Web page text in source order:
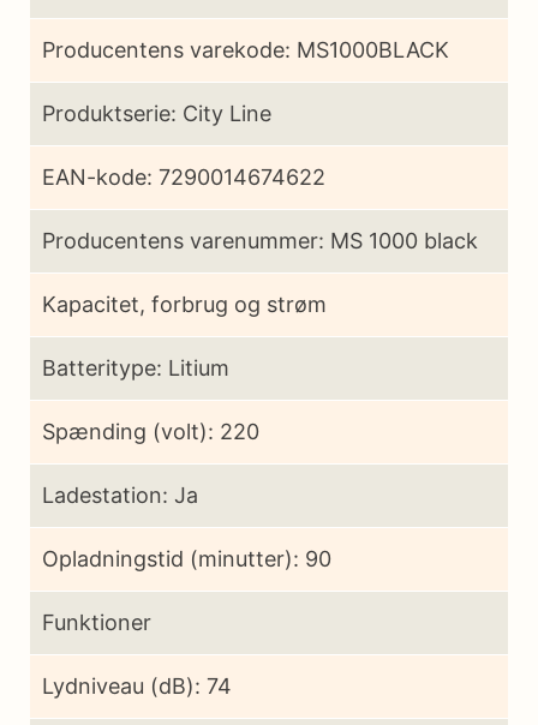
Producentens varekode: MS1000BLACK
Produktserie: City Line
EAN-kode: 7290014674622
Producentens varenummer: MS 1000 black
Kapacitet, forbrug og strøm
Batteritype: Litium
Spænding (volt): 220
Ladestation: Ja
Opladningstid (minutter): 90
Funktioner
Lydniveau (dB): 74